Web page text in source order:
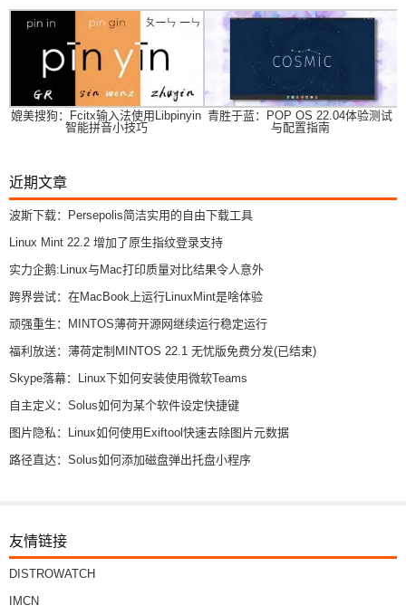
媲美搜狗：Fcitx输入法使用Libpinyin
智能拼音小技巧
青胜于蓝：POP OS 22.04体验测试
与配置指南
近期文章
波斯下载：Persepolis简洁实用的自由下载工具
Linux Mint 22.2 增加了原生指纹登录支持
实力企鹅:Linux与Mac打印质量对比结果令人意外
跨界尝试：在MacBook上运行LinuxMint是啥体验
顽强重生：MINTOS薄荷开源网继续运行稳定运行
福利放送：薄荷定制MINTOS 22.1 无忧版免费分发(已结束)
Skype落幕：Linux下如何安装使用微软Teams
自主定义：Solus如何为某个软件设定快捷键
图片隐私：Linux如何使用Exiftool快速去除图片元数据
路径直达：Solus如何添加磁盘弹出托盘小程序
友情链接
DISTROWATCH
IMCN